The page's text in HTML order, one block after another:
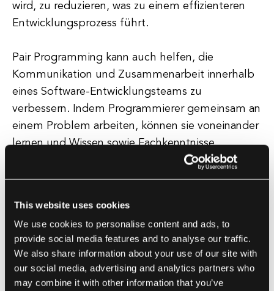
This website uses cookies
We use cookies to personalise content and ads, to
provide social media features and to analyse our traffic.
We also share information about your use of our site with
our social media, advertising and analytics partners who
may combine it with other information that you’ve
wird, zu reduzieren, was zu einem effizienteren
Entwicklungsprozess führt.
Pair Programming kann auch helfen, die
Kommunikation und Zusammenarbeit innerhalb
eines Software-Entwicklungsteams zu
verbessern. Indem Programmierer gemeinsam an
einem Problem arbeiten, können sie voneinander
lernen und Wissen sowie Fachkenntnisse
austauschen. Dies kann dazu beitragen, eine
stärkere Teamdynamik aufzubauen und eine
fördern. Darüber hinaus kann Pair Programming
das Risiko von Wissenssilos innerhalb eines
Teams verringern, da die beiden Programmierer
ständig Informationen austauschen und
voneinander lernen.